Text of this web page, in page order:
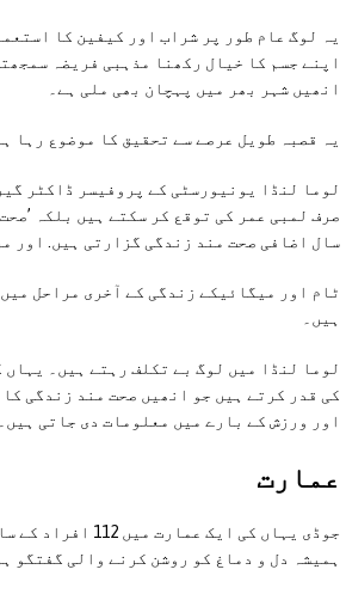
یہ لوگ عام طور پر شراب اور کیفین کا
اپنے جسم کا خیال رکھنا مذہبی فریضہ
انھیں شہر بھر میں پہچان بھی ملی ہے۔
یہ قصبہ طویل عرصے سے تحقیق کا موضوع رہا
لوما لنڈا یونیورسٹی کے پروفیسر ڈاکٹر
صرف لمبی عمر کی توقع کر سکتے ہیں بلکہ
سال اضافی صحت مند زندگی گزارتی ہیں. اور
ٹام اور میگائیکے زندگی کے آخری مراحل
ہیں۔
لوما لنڈا میں لوگ بے تکلف رہتے ہیں۔
کی قدر کرتے ہیں جو انھیں صحت مند زندگی
اور ورزش کے بارے میں معلومات دی جاتی ہیں۔
عمارت
جوڈی یہاں کی
ہمیشہ دل و دماغ کو روشن کرنے والی گفتگو